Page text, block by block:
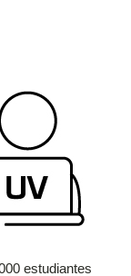
estudiantes